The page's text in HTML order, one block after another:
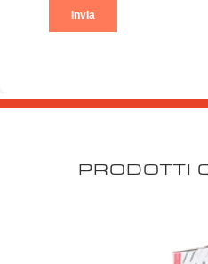
PRODOTTI